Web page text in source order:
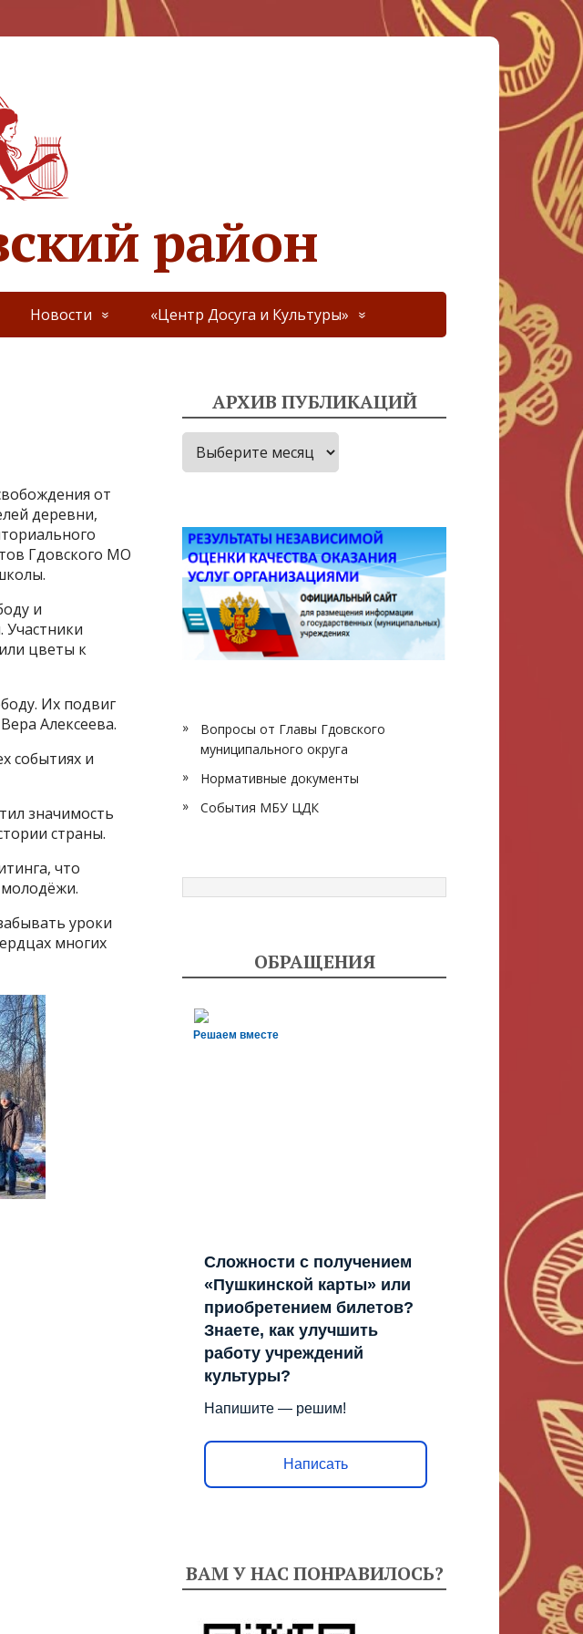
район
Новости «Центр Досуга и Культуры»
от
деревни,
Гдовского МО
и
цветы к
Их подвиг
Алексеева.
событиях и
значимость
страны.
что
молодёжи.
уроки
многих
АРХИВ ПУБЛИКАЦИЙ
Архив
публикаций
Вопросы от Главы Гдовского
муниципального округа
Нормативные документы
События МБУ ЦДК
ОБРАЩЕНИЯ
Решаем вместе
Сложности с получением
«Пушкинской карты» или
приобретением билетов?
Знаете, как улучшить
работу учреждений
культуры?
Напишите — решим!
Написать
ВАМ У НАС ПОНРАВИЛОСЬ?